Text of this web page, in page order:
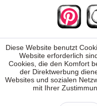
Diese Website benutzt
Website erforderlich
Cookies, die den Komfort
der Direktwerbung
Websites und sozialen
mit Ihrer